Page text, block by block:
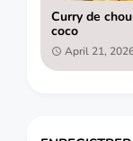
Curry de
coco
April 21,